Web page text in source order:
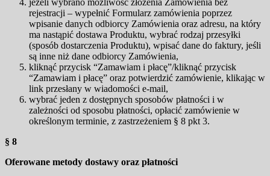
rejestracji – wypełnić Formularz zamówienia poprzez
wpisanie danych odbiorcy Zamówienia oraz adresu, na który
ma nastąpić dostawa Produktu, wybrać rodzaj przesyłki
(sposób dostarczenia Produktu), wpisać dane do faktury, jeśli
są inne niż dane odbiorcy Zamówienia,
kliknąć przycisk “Zamawiam i płacę”/kliknąć przycisk
“Zamawiam i płacę” oraz potwierdzić zamówienie, klikając w
link przesłany w wiadomości e-mail,
wybrać jeden z dostępnych sposobów płatności i w
zależności od sposobu płatności, opłacić zamówienie w
określonym terminie, z zastrzeżeniem § 8 pkt 3.
§ 8
Oferowane metody dostawy oraz płatności